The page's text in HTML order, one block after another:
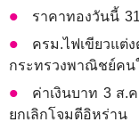
ราคาทองวันนี้
ครม.ไฟเขียวแต่
กระทรวงพาณิชย์คน
ค่าเงินบาท 3 ส.
ยกเลิกโจมตีอิหร่าน